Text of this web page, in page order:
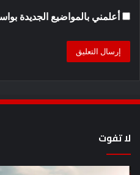
أعلمني بالمواضيع الجديدة
لا تفوت
8